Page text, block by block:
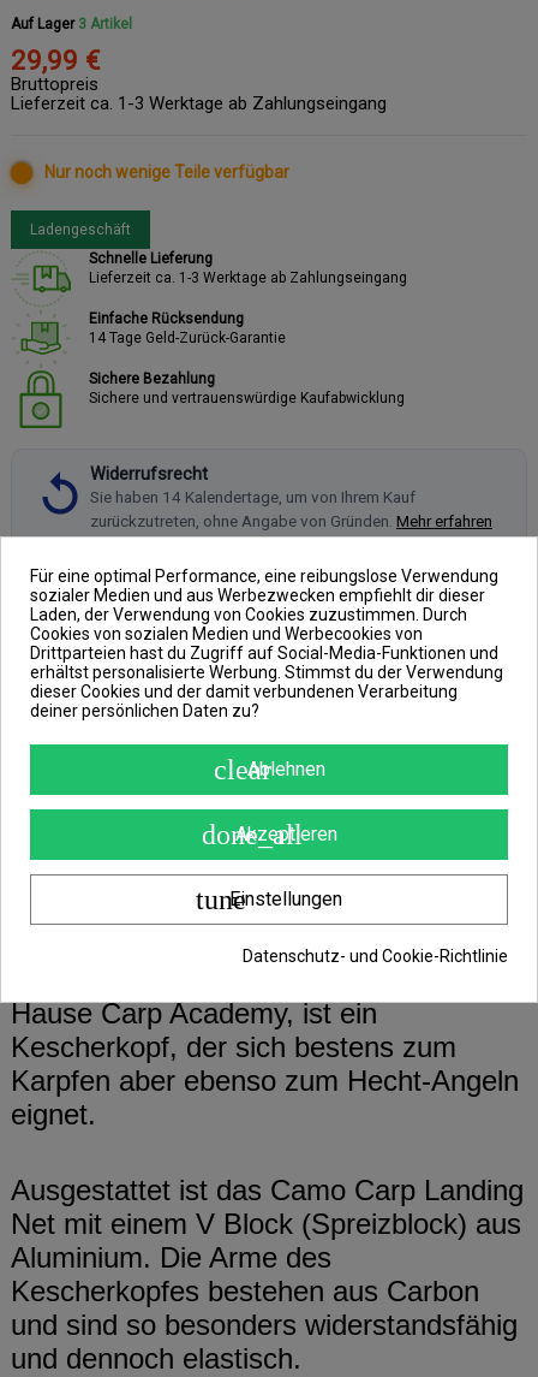
Auf Lager 3 Artikel
29,99 €
Bruttopreis
Lieferzeit ca. 1-3 Werktage ab Zahlungseingang
Nur noch wenige Teile verfügbar
Ladengeschäft
Schnelle Lieferung
Lieferzeit ca. 1-3 Werktage ab Zahlungseingang
Einfache Rücksendung
14 Tage Geld-Zurück-Garantie
Sichere Bezahlung
Sichere und vertrauenswürdige Kaufabwicklung
Widerrufsrecht
Sie haben 14 Kalendertage, um von Ihrem Kauf
zurückzutreten, ohne Angabe von Gründen. Mehr erfahren
BESCHREIBUNG
ARTIKELDETAILS
ANGABEN ZUR PRODUKTSICHERHEIT
REVIEWS(0)
42" Camo Carp Net
Hause Carp Academy, ist ein
Kescherkopf, der sich bestens zum
Karpfen aber ebenso zum Hecht-Angeln
eignet.
Ausgestattet ist das Camo Carp Landing
Net mit einem V Block (Spreizblock) aus
Aluminium. Die Arme des
Kescherkopfes bestehen aus Carbon
und sind so besonders widerstandsfähig
und dennoch elastisch.
Für eine optimal Performance, eine reibungslose Verwendung
sozialer Medien und aus Werbezwecken empfiehlt dir dieser
Laden, der Verwendung von Cookies zuzustimmen. Durch
Cookies von sozialen Medien und Werbecookies von
Drittparteien hast du Zugriff auf Social-Media-Funktionen und
erhältst personalisierte Werbung. Stimmst du der Verwendung
dieser Cookies und der damit verbundenen Verarbeitung
deiner persönlichen Daten zu?
clearAblehnen
done_all
Akzeptieren
tuneEinstellungen
Datenschutz- und Cookie-Richtlinie